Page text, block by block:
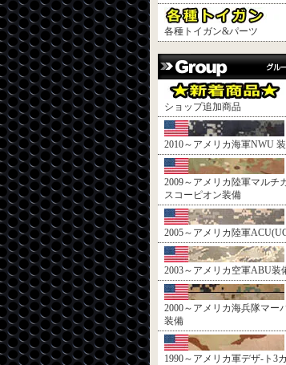
各種トイガン&パーツ
ショップ追加商品
2010～アメリカ海軍NWU
2009～アメリカ陸軍マルチ
スコーピオン装備
2005～アメリカ陸軍
2003～アメリカ空軍ABU装
2000～アメリカ海兵隊マー
装備
1990～アメリカ軍デザ-ト3